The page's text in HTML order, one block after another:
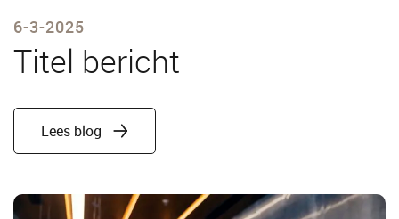
6-3-2025
Titel bericht
Lees blog